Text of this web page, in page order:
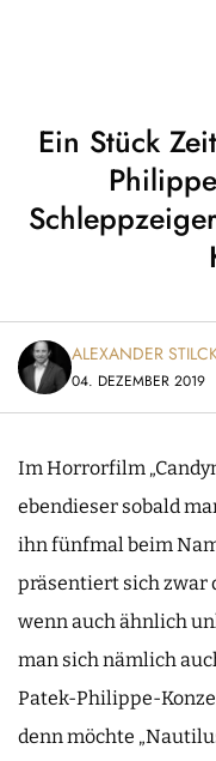
Ein Stück
ALEXANDER
04. DEZEMBER 2019
Im Horrorfilm
ebendieser sobald
ihn fünfmal beim
präsentiert sich zwar
wenn auch ähnlich
man sich nämlich
Patek-Philippe-
denn möchte